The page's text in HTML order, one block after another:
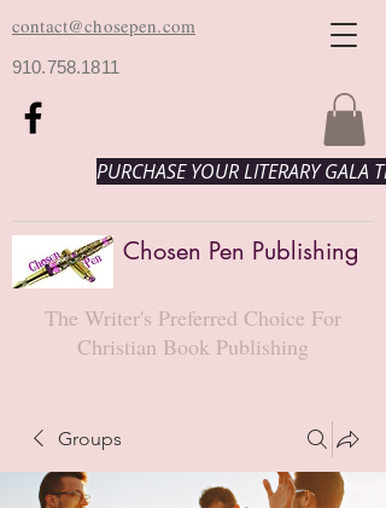
contact@chosepen.com
910.758.1811
PURCHASE YOUR LITERARY GALA
Chosen Pen Publishing
The Writer's Preferred Choice For
Christian Book Publishing
Groups